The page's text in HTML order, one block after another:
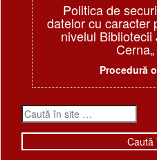
Politica de
datelor cu caracter
nivelul Bibliotecii
Procedură